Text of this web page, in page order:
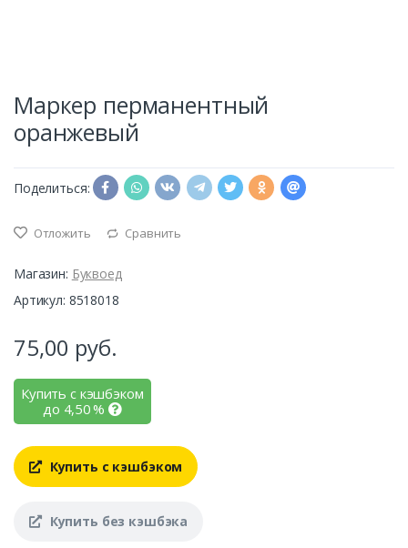
Маркер перманентный
оранжевый
Поделиться:
Отложить Сравнить
Магазин: Буквоед
Артикул: 8518018
75,00 руб.
Купить с кэшбэком
до 4,50%
Купить с кэшбэком
Купить без кэшбэка